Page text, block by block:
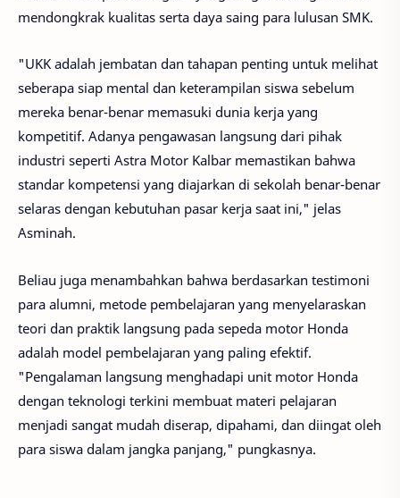
mendongkrak kualitas serta daya saing para lulusan SMK.
"UKK adalah jembatan dan tahapan penting untuk melihat
seberapa siap mental dan keterampilan siswa sebelum
mereka benar-benar memasuki dunia kerja yang
kompetitif. Adanya pengawasan langsung dari pihak
industri seperti Astra Motor Kalbar memastikan bahwa
standar kompetensi yang diajarkan di sekolah benar-benar
selaras dengan kebutuhan pasar kerja saat ini," jelas
Asminah.
Beliau juga menambahkan bahwa berdasarkan testimoni
para alumni, metode pembelajaran yang menyelaraskan
teori dan praktik langsung pada sepeda motor Honda
adalah model pembelajaran yang paling efektif.
"Pengalaman langsung menghadapi unit motor Honda
dengan teknologi terkini membuat materi pelajaran
menjadi sangat mudah diserap, dipahami, dan diingat oleh
para siswa dalam jangka panjang," pungkasnya.